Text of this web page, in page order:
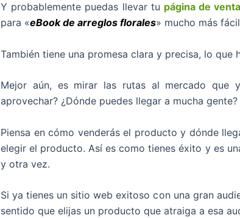
Y probablemente puedas llevar tu página de
para «eBook de arreglos florales» mucho más
También tiene una promesa clara y precisa, lo que
Mejor aún, es mirar las rutas al mercado que
aprovechar? ¿Dónde puedes llegar a mucha
Piensa en cómo venderás el producto y dónde
elegir el producto. Así es como tienes éxito y es
y otra vez.
Si ya tienes un sitio web exitoso con una gran
sentido que elijas un producto que atraiga a esa